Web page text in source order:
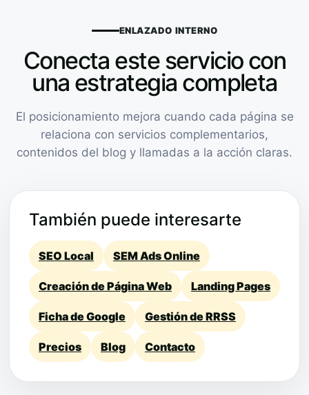
ENLAZADO INTERNO
Conecta este servicio con
una estrategia completa
El posicionamiento mejora cuando cada página se
relaciona con servicios complementarios,
contenidos del blog y llamadas a la acción claras.
También puede interesarte
SEO Local SEM Ads Online
Creación de Página Web Landing Pages
Ficha de Google Gestión de RRSS
Precios Blog Contacto